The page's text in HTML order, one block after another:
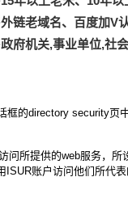
链老域名、百度加V
府机关,事业单位,社
框的directory security页
问所提供的web服务，
ISUR账户访问他们所代